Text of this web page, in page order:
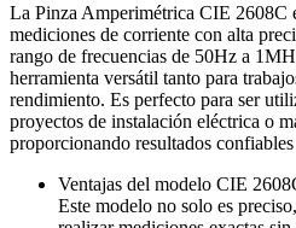
La Pinza Amperimétrica CIE 2608C
mediciones de corriente con alta
rango de frecuencias de 50Hz a
herramienta versátil tanto para
rendimiento. Es perfecto para ser
proyectos de instalación eléctrica o
proporcionando resultados
Ventajas del modelo CIE
Este modelo no solo es